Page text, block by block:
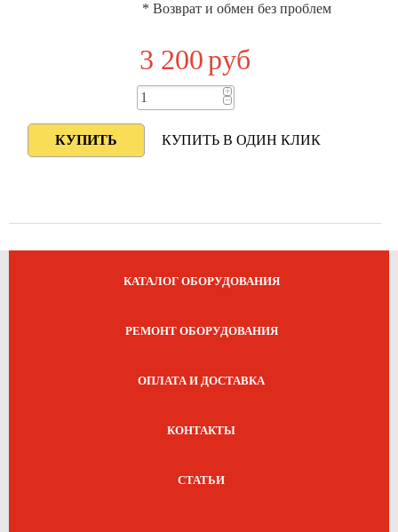
* Возврат и обмен без проблем
3 200руб
+
−
КУПИТЬ В ОДИН КЛИК
КАТАЛОГ ОБОРУДОВАНИЯ
РЕМОНТ ОБОРУДОВАНИЯ
ОПЛАТА И ДОСТАВКА
КОНТАКТЫ
СТАТЬИ